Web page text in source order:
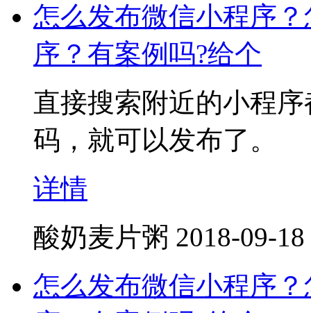
怎么发布微信小程序
序？有案例吗?给个
直接搜索附近的小程
码，就可以发布了。
详情
酸奶麦片粥 2018-09-
怎么发布微信小程序